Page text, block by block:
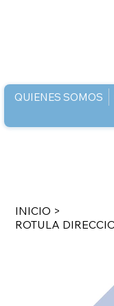
QUIENES SOMOS
INICIO >